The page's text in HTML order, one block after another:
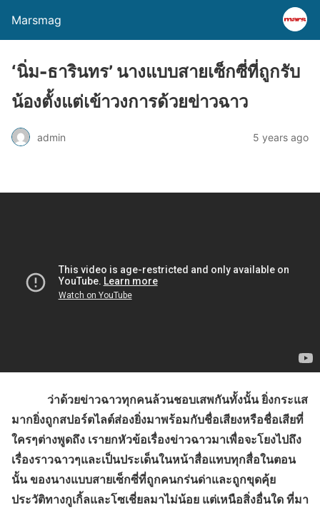
Marsmag
‘นิ่ม-ธารินทร’ นางแบบสายเซ็กซี่ที่ถูกรับ
น้องตั้งแต่เข้าวงการด้วยข่าวฉาว
admin 5 years ago
ว่าด้วยข่าวฉาวทุกคนล้วนชอบเสพกันทั้งนั้น ยิ่งกระแส
มากยิ่งถูกสปอร์ตไลต์ส่องยิ่งมาพร้อมกับชื่อเสียงหรือชื่อเสียที่
ใครๆต่างพูดถึง เรายกหัวข้อเรื่องข่าวฉาวมาเพื่อจะโยงไปถึง
เรื่องราวฉาวๆและเป็นประเด็นในหน้าสื่อแทบทุกสื่อในตอน
นั้น ของนางแบบสายเซ็กซี่ที่ถูกคนกร่นด่าและถูกขุดคุ้ย
ประวัติทางกูเกิ้ลและโซเชี่ยลมาไม่น้อย แต่เหนือสิ่งอื่นใด ที่มา